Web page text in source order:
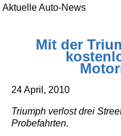
Aktuelle Auto-News
Mit der
24 April, 2010
Triumph verlost drei
Probefahrten.